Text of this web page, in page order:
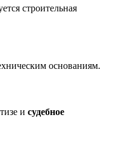
строительная
основаниям.
и судебное